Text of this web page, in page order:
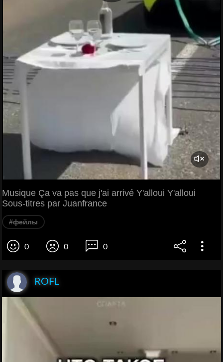
Musique Ça va pas que j'ai arrivé Y'alloui Y'alloui
Sous-titres par Juanfrance
#фейлы
0 0 0
ROFL